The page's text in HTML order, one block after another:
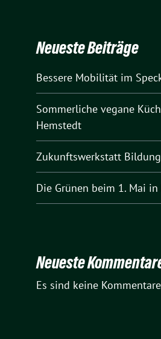
Neueste Beiträge
Bessere Mobilität im
Sommerliche vegane
Hemstedt
Zukunftswerkstatt
Die Grünen beim 1. Mai in
Neueste
Es sind keine